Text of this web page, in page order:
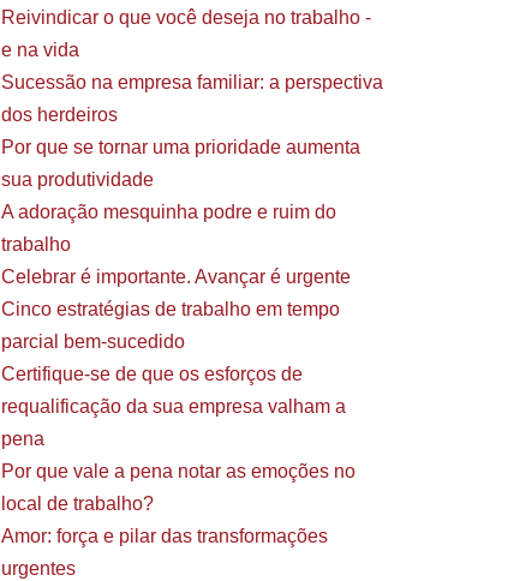
Reivindicar o que você deseja no trabalho -
e na vida
Sucessão na empresa familiar: a perspectiva
dos herdeiros
Por que se tornar uma prioridade aumenta
sua produtividade
A adoração mesquinha podre e ruim do
trabalho
Celebrar é importante. Avançar é urgente
Cinco estratégias de trabalho em tempo
parcial bem-sucedido
Certifique-se de que os esforços de
requalificação da sua empresa valham a
pena
Por que vale a pena notar as emoções no
local de trabalho?
Amor: força e pilar das transformações
urgentes